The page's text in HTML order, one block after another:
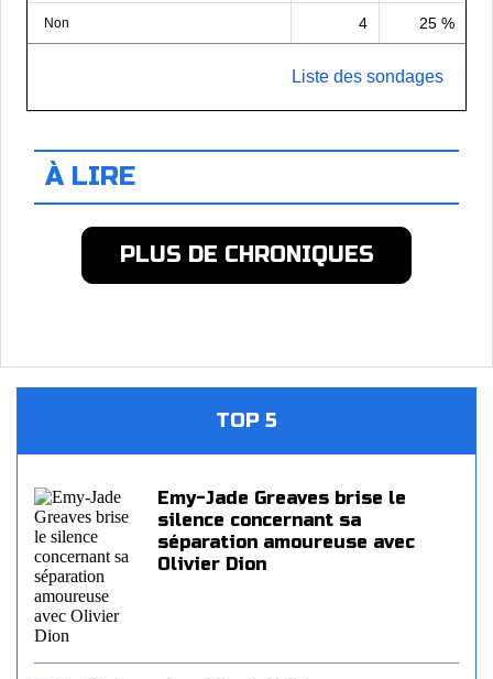
Non 4 25 %
Liste des sondages
À LIRE
PLUS DE CHRONIQUES
TOP 5
Emy-Jade Greaves brise le
silence concernant sa
séparation amoureuse avec
Olivier Dion